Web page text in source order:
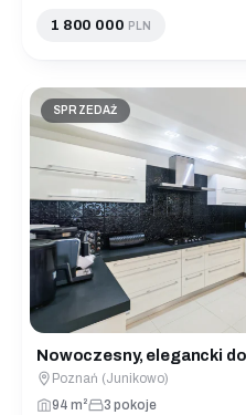
1 800 000 PLN
SPRZEDAŻ
Nowoczesny, elegancki
Poznań (Junikowo)
94 m²
3 pokoje